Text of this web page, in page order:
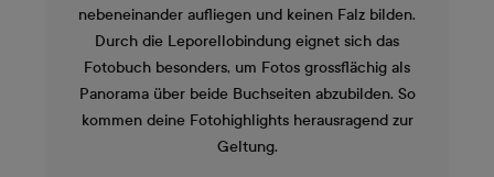
nebeneinander aufliegen und keinen Falz bilden.
Durch die Leporellobindung eignet sich das
Fotobuch besonders, um Fotos grossflächig als
Panorama über beide Buchseiten abzubilden. So
kommen deine Fotohighlights herausragend zur
Geltung.